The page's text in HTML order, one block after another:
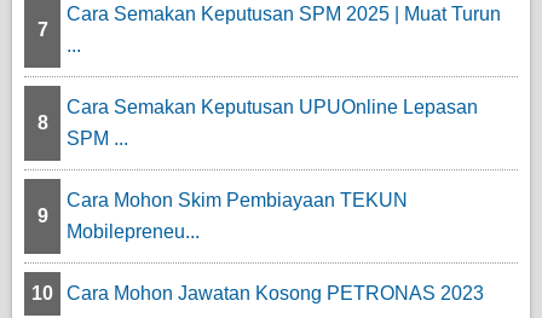
7
Cara Semakan Keputusan SPM 2025 | Muat Turun
...
8
Cara Semakan Keputusan UPUOnline Lepasan
SPM ...
9
Cara Mohon Skim Pembiayaan TEKUN
Mobilepreneu...
10 Cara Mohon Jawatan Kosong PETRONAS 2023